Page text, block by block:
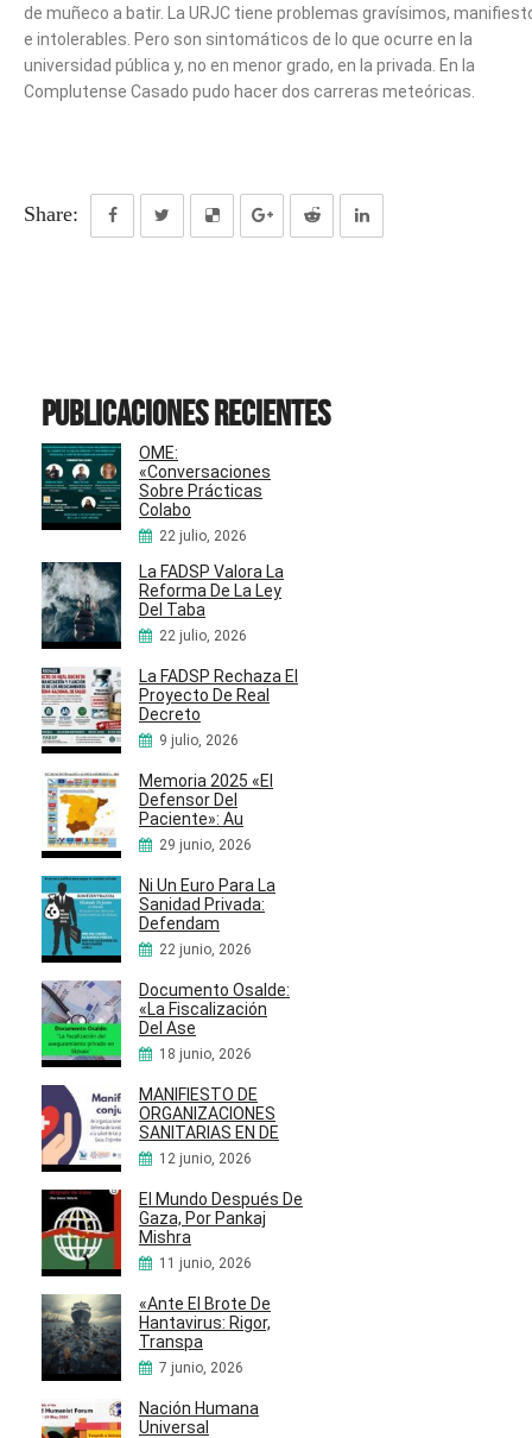
de muñeco a batir. La URJC tiene problemas gravísimos,
e intolerables. Pero son sintomáticos de lo que ocurre en la
universidad pública y, no en menor grado, en la privada. En la
Complutense Casado pudo hacer dos carreras meteóricas.
Share:
Publicaciones recientes
OME:
«Conversaciones
Sobre Prácticas
Colabo
22 julio, 2026
La FADSP Valora La
Reforma De La Ley
Del Taba
22 julio, 2026
La FADSP Rechaza El
Proyecto De Real
Decreto
9 julio, 2026
Memoria 2025 «El
Defensor Del
Paciente»: Au
29 junio, 2026
Ni Un Euro Para La
Sanidad Privada:
Defendam
22 junio, 2026
Documento Osalde:
«La Fiscalización
Del Ase
18 junio, 2026
MANIFIESTO DE
ORGANIZACIONES
SANITARIAS EN DE
12 junio, 2026
El Mundo Después De
Gaza, Por Pankaj
Mishra
11 junio, 2026
«Ante El Brote De
Hantavirus: Rigor,
Transpa
7 junio, 2026
Nación Humana
Universal